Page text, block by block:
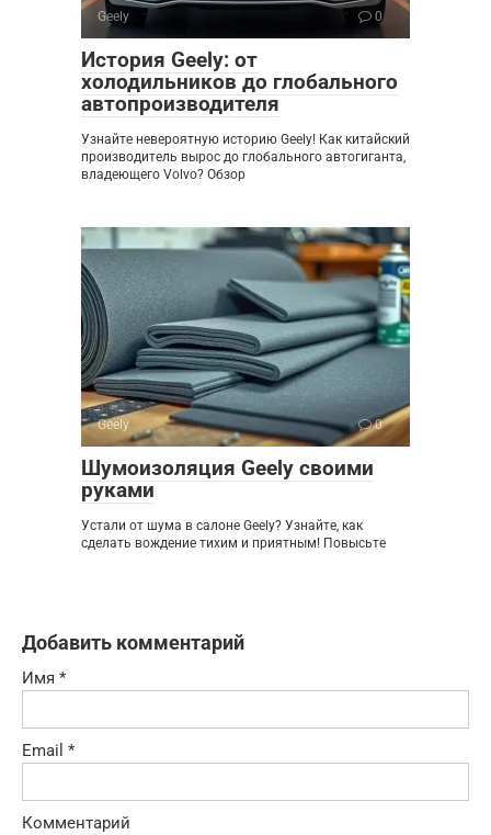
Geely 0
История Geely: от
холодильников до глобального
автопроизводителя
Узнайте невероятную историю Geely! Как китайский
производитель вырос до глобального автогиганта,
владеющего Volvo? Обзор
Geely 0
Шумоизоляция Geely своими
руками
Устали от шума в салоне Geely? Узнайте, как
сделать вождение тихим и приятным! Повысьте
Добавить комментарий
Имя *
Email *
Комментарий